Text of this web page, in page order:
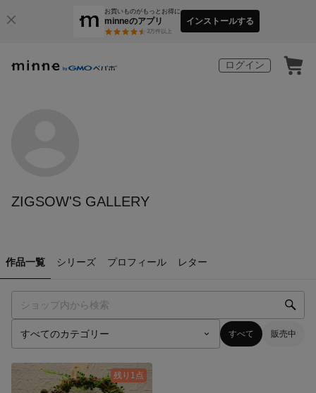
お買いものがもっとお得に
minneのアプリ
3万件以上
インストールする
ログイン
ZIGSOW'S GALLERY
作品一覧 シリーズ プロフィール レター
すべて 販売中
残り1点